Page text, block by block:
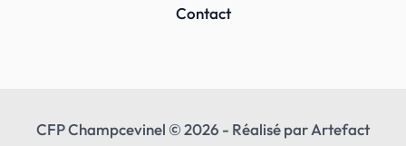
Contact
CFP Champcevinel © 2026 - Réalisé par Artefact